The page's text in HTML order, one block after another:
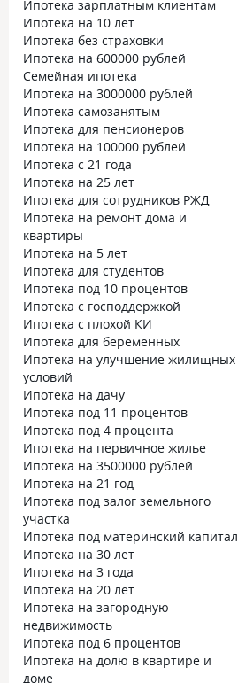
Ипотека зарплатным клиентам
Ипотека на 10 лет
Ипотека без страховки
Ипотека на 600000 рублей
Семейная ипотека
Ипотека на 3000000 рублей
Ипотека самозанятым
Ипотека для пенсионеров
Ипотека на 100000 рублей
Ипотека с 21 года
Ипотека на 25 лет
Ипотека для сотрудников РЖД
Ипотека на ремонт дома и
квартиры
Ипотека на 5 лет
Ипотека для студентов
Ипотека под 10 процентов
Ипотека с господдержкой
Ипотека с плохой КИ
Ипотека для беременных
Ипотека на улучшение жилищных
условий
Ипотека на дачу
Ипотека под 11 процентов
Ипотека под 4 процента
Ипотека на первичное жилье
Ипотека на 3500000 рублей
Ипотека на 21 год
Ипотека под залог земельного
участка
Ипотека под материнский капитал
Ипотека на 30 лет
Ипотека на 3 года
Ипотека на 20 лет
Ипотека на загородную
недвижимость
Ипотека под 6 процентов
Ипотека на долю в квартире и
доме